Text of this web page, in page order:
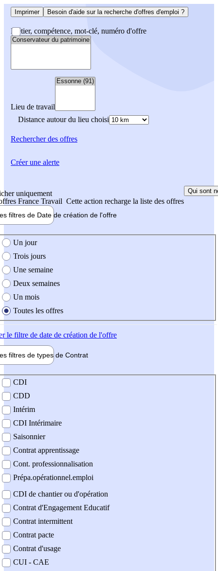
Imprimer Besoin d'aide sur la recherche d'offres d'emploi ?
Métier, compétence, mot-clé, numéro d'offre
Lieu de travail
Distance autour du lieu choisi
Rechercherdes offres
uniquement
France Travail Cette action recharge la liste des offres
Qui sont
filtres de Date de création de l'offre
création de l'offre
Un jour
Trois jours
Une semaine
Deux semaines
Un mois
Toutes les offres
le filtre de date de création de l'offre
filtres de types de Contrat
contrat
CDI
CDD
Intérim
CDI Intérimaire
Saisonnier
Contrat apprentissage
Cont. professionnalisation
Prépa.opérationnel.emploi
CDI de chantier ou d'opération
Contrat d'Engagement Educatif
Contrat intermittent
Contrat pacte
Contrat d'usage
CUI - CAE
Créer une alerte